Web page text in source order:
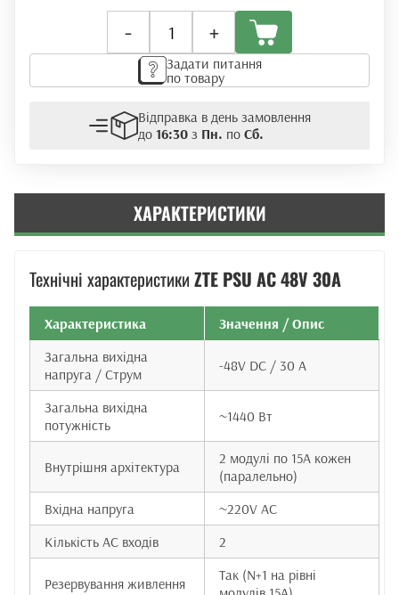
-
живлення
ZTE
PSU
AC
30A
кількість
+
Задати питання
по товару
Відправка в день замовлення
до 16:30з Пн. по Сб.
ХАРАКТЕРИСТИКИ
Технічні характеристики ZTE PSU AC 48V 30A
Характеристика
Значення / Опис
Загальна вихідна
напруга / Струм
-48V DC / 30 A
Загальна вихідна
потужність
~1440 Вт
Внутрішня архітектура
2 модулі по 15А кожен
(паралельно)
Вхідна напруга
~220V AC
Кількість AC входів
2
Резервування живлення
Так (N+1 на рівні